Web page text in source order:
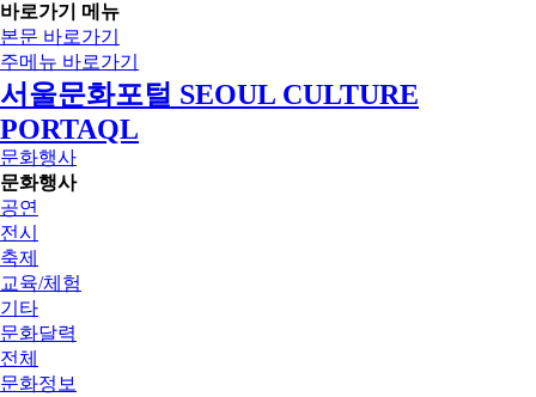
바로가기 메뉴
본문 바로가기
주메뉴 바로가기
서울문화포털 SEOUL CULTURE
PORTAQL
문화행사
문화행사
공연
전시
축제
교육/체험
기타
문화달력
전체
문화정보